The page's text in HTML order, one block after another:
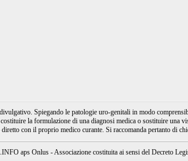
Spiegando le patologie uro-genitali in modo
la formulazione di una diagnosi medica o sostituire
con il proprio medico curante. Si raccomanda pertanto di
aps Onlus - Associazione costituita ai sensi del Decreto